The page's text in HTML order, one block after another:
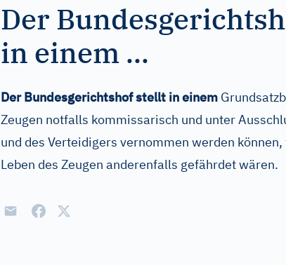
Der
in einem ...
Der Bundesgerichtshof stellt in einem
Zeugen notfalls kommissarisch und unter
und des Verteidigers vernommen werden
Leben des Zeugen anderenfalls gefährdet wären.